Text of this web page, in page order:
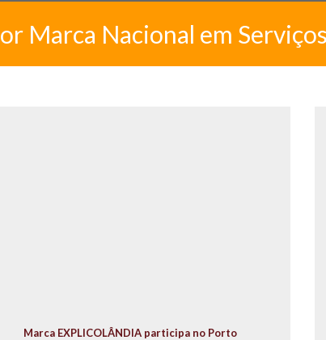
Marca Nacional em
Marca EXPLICOLÂNDIA participa no Porto